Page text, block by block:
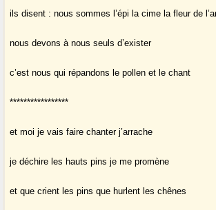
ils disent : nous sommes l’épi la cime la fleur de
nous devons à nous seuls d’exister
c’est nous qui répandons le pollen et le chant
*****************
et moi je vais faire chanter j’arrache
je déchire les hauts pins je me promène
et que crient les pins que hurlent les chênes